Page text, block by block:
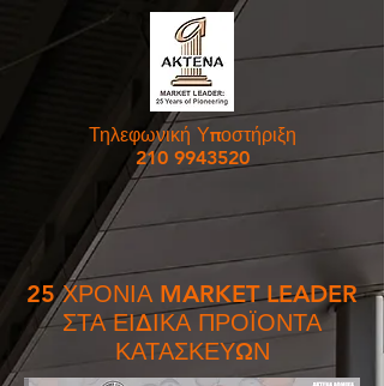
Τηλεφωνική Υποστήριξη
210 9943520
25 ΧΡΟΝΙΑ MARKET LEADER
ΣΤΑ ΕΙΔΙΚΑ ΠΡΟΪΟΝΤΑ
ΚΑΤΑΣΚΕΥΩΝ